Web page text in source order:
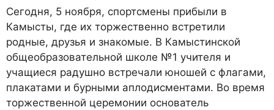
Сегодня, 5 ноября, спортсмены прибыли в
Камысты, где их торжественно встретили
родные, друзья и знакомые. В Камыстинской
общеобразовательной школе №1 учителя и
учащиеся радушно встречали юношей с флагами,
плакатами и бурными аплодисментами. Во время
торжественной церемонии основатель